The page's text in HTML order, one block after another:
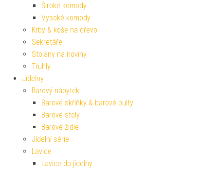
Široké komody
Vysoké komody
Krby & koše na dřevo
Sekretáře
Stojany na noviny
Truhly
Jídelny
Barový nábytek
Barové skříňky & barové pulty
Barové stoly
Barové židle
Jídelní série
Lavice
Lavice do jídelny